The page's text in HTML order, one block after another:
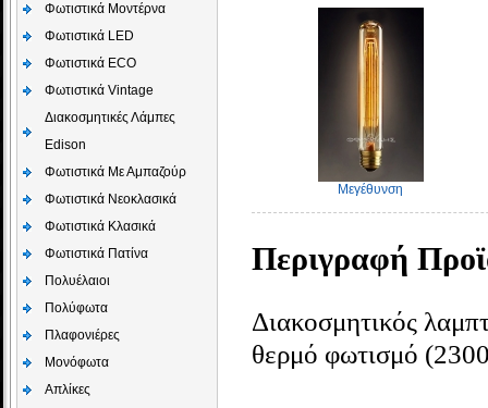
Φωτιστικά Μοντέρνα
Φωτιστικά LED
Φωτιστικά ECO
Φωτιστικά Vintage
Διακοσμητικές Λάμπες
Edison
Φωτιστικά Με Αμπαζούρ
Φωτιστικά Νεοκλασικά
Φωτιστικά Κλασικά
Φωτιστικά Πατίνα
Πολυέλαιοι
Πολύφωτα
Πλαφονιέρες
Μονόφωτα
Απλίκες
Μεγέθυνση
Περιγραφή
Διακοσμητικός
θερμό φωτισμό